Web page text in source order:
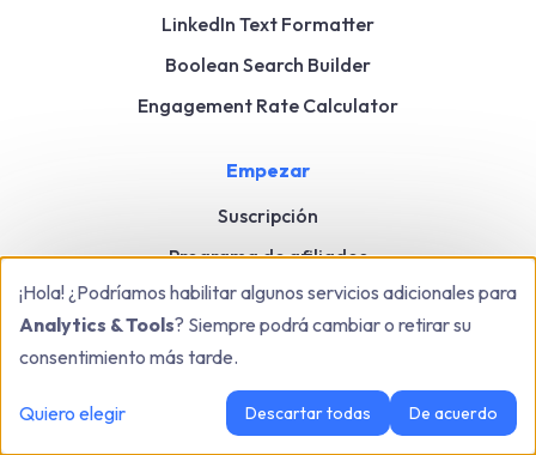
LinkedIn Text Formatter
Boolean Search Builder
Engagement Rate Calculator
Empezar
Suscripción
Programa de afiliados
Descargar extensión
Roadmap
Legal
¡Hola! ¿Podríamos habilitar algunos servicios adicionales para
Analytics & Tools? Siempre podrá cambiar o retirar su
consentimiento más tarde.
Quiero elegir Descartar todas De acuerdo